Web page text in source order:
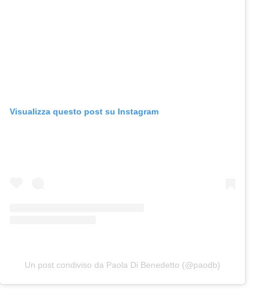
Visualizza questo post su Instagram
Un post condiviso da Paola Di Benedetto (@paodb)